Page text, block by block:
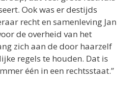
Ook was er destijds
recht en samenleving Jan
de overheid van het
zich aan de door haarzelf
regels te houden. Dat is
één in een rechtsstaat.”